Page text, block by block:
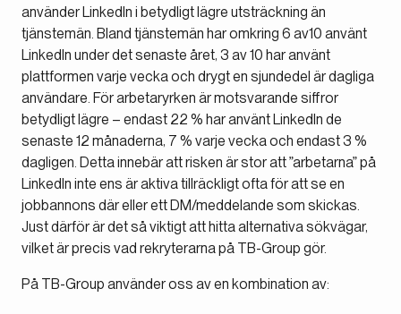
använder LinkedIn i betydligt lägre utsträckning än
tjänstemän. Bland tjänstemän har omkring 6 av10 använt
LinkedIn under det senaste året, 3 av 10 har använt
plattformen varje vecka och drygt en sjundedel är dagliga
användare. För arbetaryrken är motsvarande siffror
betydligt lägre – endast 22 % har använt LinkedIn de
senaste 12 månaderna, 7 % varje vecka och endast 3 %
dagligen. Detta innebär att risken är stor att ”arbetarna” på
LinkedIn inte ens är aktiva tillräckligt ofta för att se en
jobbannons där eller ett DM/meddelande som skickas.
Just därför är det så viktigt att hitta alternativa sökvägar,
vilket är precis vad rekryterarna på TB-Group gör.
På TB-Group använder oss av en kombination av: